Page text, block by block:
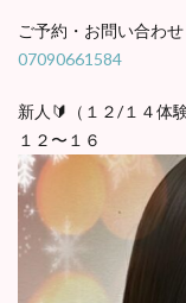
ご予約・お問い合わせ
07090661584
新人🔰（１２/１４体験
１２〜１６